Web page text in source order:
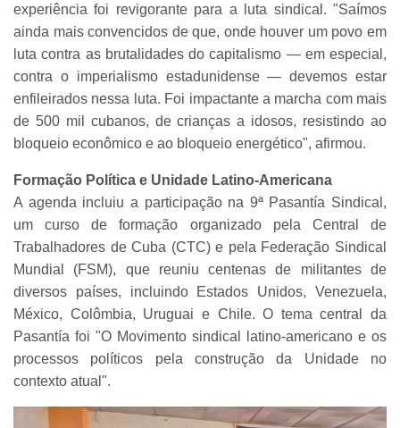
experiência foi revigorante para a luta sindical. "Saímos
ainda mais convencidos de que, onde houver um povo em
luta contra as brutalidades do capitalismo — em especial,
contra o imperialismo estadunidense — devemos estar
enfileirados nessa luta. Foi impactante a marcha com mais
de 500 mil cubanos, de crianças a idosos, resistindo ao
bloqueio econômico e ao bloqueio energético", afirmou.
Formação Política e Unidade Latino-Americana
A agenda incluiu a participação na 9ª Pasantía Sindical,
um curso de formação organizado pela Central de
Trabalhadores de Cuba (CTC) e pela Federação Sindical
Mundial (FSM), que reuniu centenas de militantes de
diversos países, incluindo Estados Unidos, Venezuela,
México, Colômbia, Uruguai e Chile. O tema central da
Pasantía foi "O Movimento sindical latino-americano e os
processos políticos pela construção da Unidade no
contexto atual".